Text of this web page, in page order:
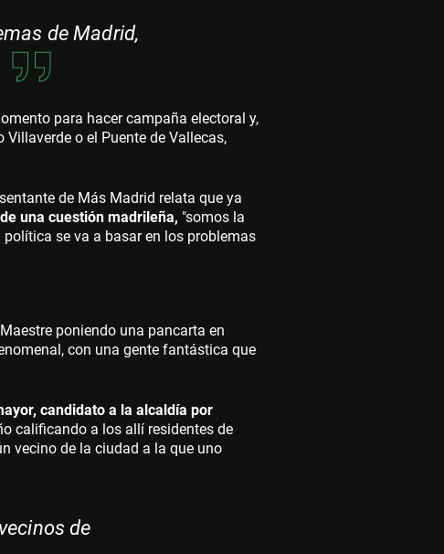
de Madrid,
para hacer campaña electoral y,
o el Puente de Vallecas,
de Más Madrid relata que ya
una cuestión madrileña, "somos la
se va a basar en los problemas
poniendo una pancarta en
con una gente fantástica que
candidato a la alcaldía por
calificando a los allí residentes de
vecino de la ciudad a la que uno
de